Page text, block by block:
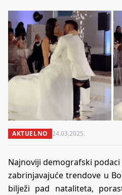
AKTUELNO 24.03.2025.
Najnoviji demografski
zabrinjavajuće trendove u
bilježi pad nataliteta,